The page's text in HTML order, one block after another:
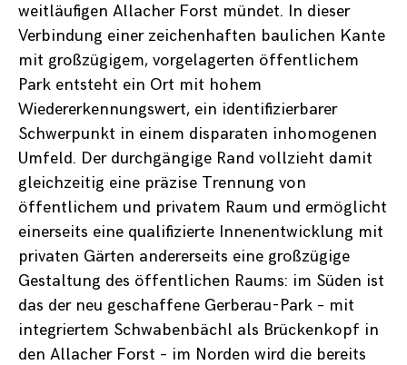
weitläufigen Allacher Forst mündet. In dieser
Verbindung einer zeichenhaften baulichen Kante
mit großzügigem, vorgelagerten öffentlichem
Park entsteht ein Ort mit hohem
Wiedererkennungswert, ein identifizierbarer
Schwerpunkt in einem disparaten inhomogenen
Umfeld. Der durchgängige Rand vollzieht damit
gleichzeitig eine präzise Trennung von
öffentlichem und privatem Raum und ermöglicht
einerseits eine qualifizierte Innenentwicklung mit
privaten Gärten andererseits eine großzügige
Gestaltung des öffentlichen Raums: im Süden ist
das der neu geschaffene Gerberau-Park – mit
integriertem Schwabenbächl als Brückenkopf in
den Allacher Forst – im Norden wird die bereits